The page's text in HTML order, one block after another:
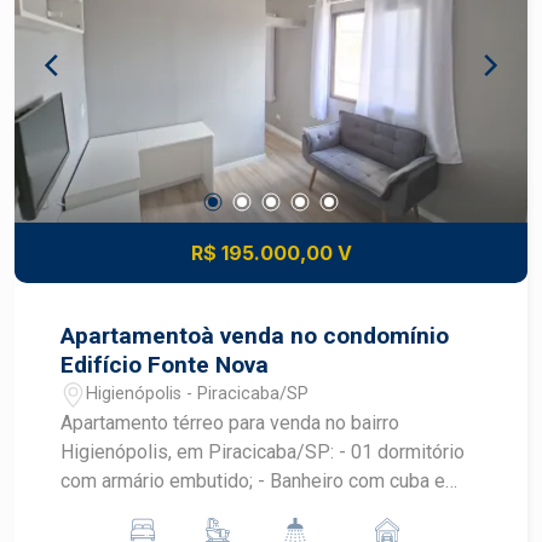
praticidade. 2 Dormitórios com janelas que
garantem ventilação e luz natural. Localização
privilegiada, próximo a comércios, escolas e
áreas de lazer. Fácil acesso às principais vias da
cidade, facilitando o deslocamento. Condomínio
com segurança e áreas comuns bem cuidadas.
Entre em contato para agendar uma visita e venha
conferir de perto tudo o que este imóvel tem a
oferecer. Estuda Financiamento e FGTS
R$ 195.000,00 V
Apartamentoà venda no condomínio
Edifício Fonte Nova
Higienópolis - Piracicaba/SP
Apartamento térreo para venda no bairro
Higienópolis, em Piracicaba/SP: - 01 dormitório
com armário embutido; - Banheiro com cuba e